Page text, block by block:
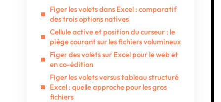
Figer les volets dans Excel : comparatif
des trois options natives
Cellule active et position du curseur : le
piège courant sur les fichiers volumineux
Figer des volets sur Excel pour le web et
en co-édition
Figer les volets versus tableau structuré
Excel : quelle approche pour les gros
fichiers